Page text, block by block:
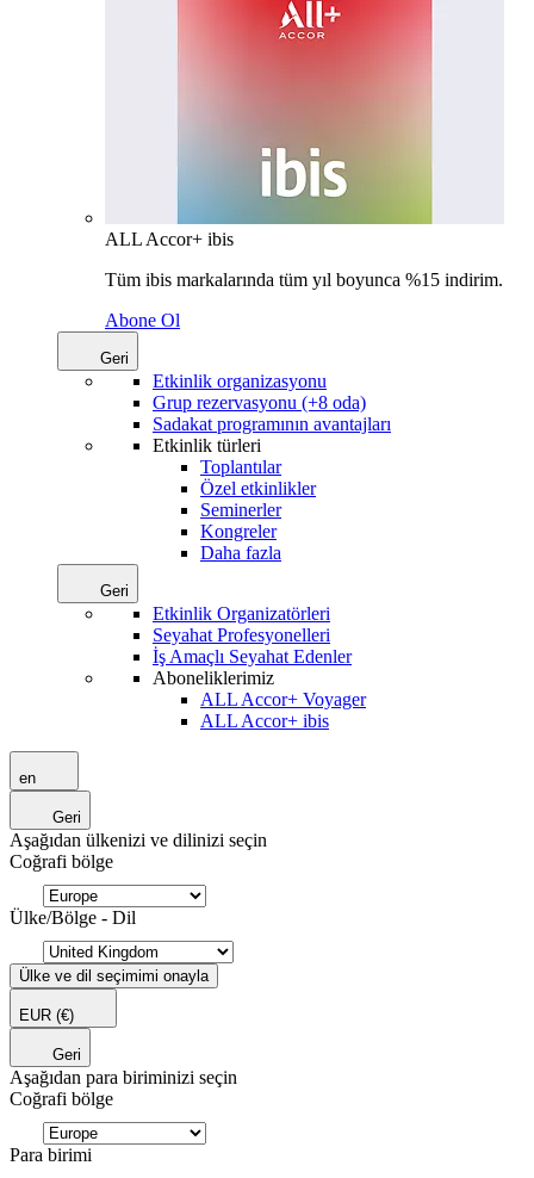
ALL Accor+ ibis
Tüm ibis markalarında tüm yıl boyunca %15 indirim.
Abone Ol
Geri
Etkinlik organizasyonu
Grup rezervasyonu (+8 oda)
Sadakat programının avantajları
Etkinlik türleri
Toplantılar
Özel etkinlikler
Seminerler
Kongreler
Daha fazla
Geri
Etkinlik Organizatörleri
Seyahat Profesyonelleri
İş Amaçlı Seyahat Edenler
Aboneliklerimiz
ALL Accor+ Voyager
ALL Accor+ ibis
en
Geri
Aşağıdan ülkenizi ve dilinizi seçin
Coğrafi bölge
Ülke/Bölge - Dil
Ülke ve dil seçimimi onayla
EUR (€)
Geri
Aşağıdan para biriminizi seçin
Coğrafi bölge
Para birimi